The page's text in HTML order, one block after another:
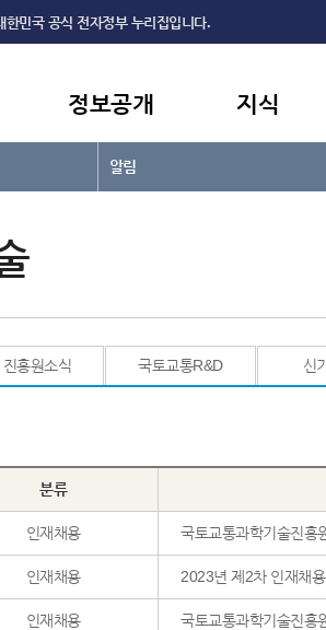
한민국 공식 전자정부 누리집입니다.
정보공개 지식
알림
진흥원소식 국토교통R&D 신
분류
인재채용 국토교통과학기술진흥
인재채용 2023년 제2차 인재채
인재채용 국토교통과학기술진흥